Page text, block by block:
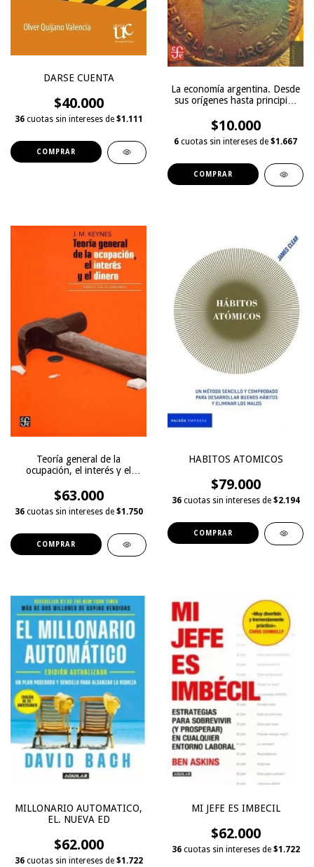
DARSE CUENTA
$40.000
36 cuotas sin intereses de $1.111
La economía argentina. Desde
sus orígenes hasta principios
$10.000
6 cuotas sin intereses de $1.667
Teoría general de la
ocupación, el interés y el
$63.000
36 cuotas sin intereses de $1.750
HABITOS ATOMICOS
$79.000
36 cuotas sin intereses de $2.194
MILLONARIO AUTOMATICO,
EL. NUEVA ED
$62.000
36 cuotas sin intereses de $1.722
MI JEFE ES IMBECIL
$62.000
36 cuotas sin intereses de $1.722